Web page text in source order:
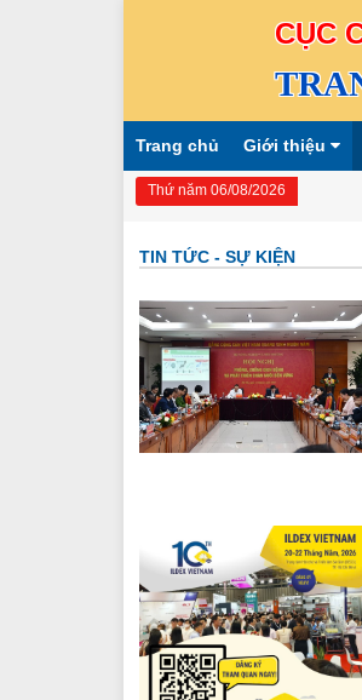
CỤC
Trang chủ Giới thiệu
Thứ năm 06/08/2026
TIN TỨC - SỰ KIỆN